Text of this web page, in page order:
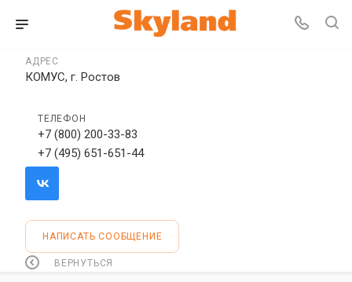
АДРЕС
КОМУС, г. Ростов
ТЕЛЕФОН
+7 (800) 200-33-83
+7 (495) 651-651-44
НАПИСАТЬ СООБЩЕНИЕ
ВЕРНУТЬСЯ